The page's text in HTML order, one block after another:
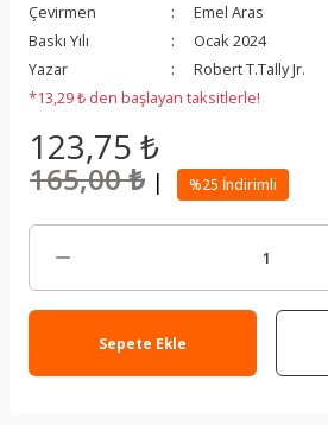
Çevirmen
Emel Aras
Baskı Yılı
Ocak 2024
Yazar
Robert T.Tally Jr.
*13,29 ₺ den başlayan taksitlerle!
123,75 ₺
165,00 ₺ | %25 İndirimli
Sepete Ekle